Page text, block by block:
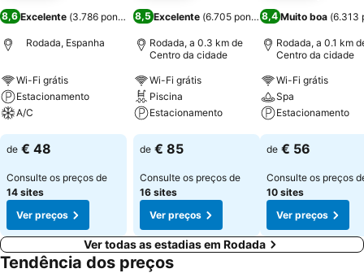
8,6 Excelente (3.786 pontuações)
Rodada, Espanha
Wi-Fi grátis
Estacionamento
A/C
Ver preços
de € 48
Consulte os preços de
14 sites
Ver preços
8,5 Excelente (6.705 pontuações)
Rodada, a 0.3 km de
Centro da cidade
Wi-Fi grátis
Piscina
Estacionamento
Ver preços
de € 85
Consulte os preços de
16 sites
Ver preços
8,4Muito boa (6.313
Rodada, a 0.1 km
Centro da cidade
Wi-Fi grátis
Spa
Estacionamento
Ver preços
de € 56
Consulte os preços
10 sites
Ver preços
Ver todas as estadias em Rodada
Tendência dos preços